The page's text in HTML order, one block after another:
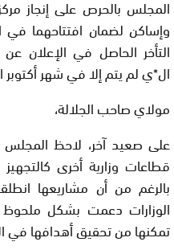
المجلس بالحرص على إنجاز
وإساكن لضمان افتتاحهما في
التأخر الحاصل في الإعلان
ال*ي لم يتم إلا في شهر أكتوبر
مولاي صاحب الجلالة،
على صعيد آخر، لاحظ المجلس
قطاعات وزارية أخرى كالتجهيز
بالرغم من أن مشاريعها
الوزارات دعمت بشكل
تمكنها من تحقيق أهدافها في